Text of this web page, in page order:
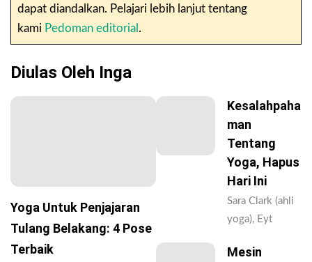
dapat diandalkan. Pelajari lebih lanjut tentang
kami Pedoman editorial .
Diulas Oleh Inga
Yoga Untuk Penjajaran
Tulang Belakang: 4 Pose
Terbaik
Kesalahpaha
Man
Tentang
Yoga, Hapus
Hari Ini
Sara Clark (ahli
yoga), Eyt
Mesin